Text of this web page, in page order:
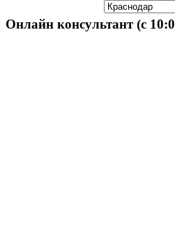
Онлайн консультант (с